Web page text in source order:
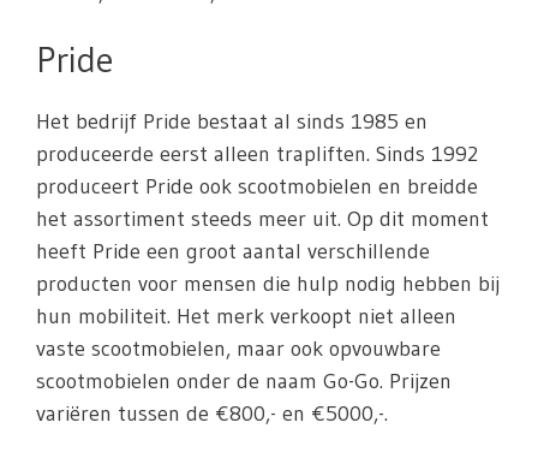
Pride
Het bedrijf Pride bestaat al sinds 1985 en
produceerde eerst alleen trapliften. Sinds 1992
produceert Pride ook scootmobielen en breidde
het assortiment steeds meer uit. Op dit moment
heeft Pride een groot aantal verschillende
producten voor mensen die hulp nodig hebben bij
hun mobiliteit. Het merk verkoopt niet alleen
vaste scootmobielen, maar ook opvouwbare
scootmobielen onder de naam Go-Go. Prijzen
variëren tussen de €800,- en €5000,-.